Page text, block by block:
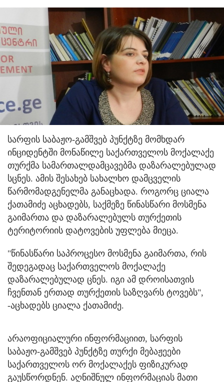
სარფის საბაჟო-გამშვებ პუნქტზე მომხდარ
ინციდენტში მონაწილე საქართველოს მოქალაქე
თურქმა სამართალდამცავებმა დაზარალებულად
სცნეს. ამის შესახებ სახალხო დამცველის
წარმომადგენელმა განაცხადა. როგორც ციალა
ქათამიძე აცხადებს, საქმეზე წინასწარი მოსმენა
გაიმართა და დაზარალებულს თურქეთის
ტერიტორიის დატოვების უფლება მიეცა.
"წინასწარი საპროცესო მოსმენა გაიმართა, რის
შედეგადაც საქართველოს მოქალაქე
დაზარალებულად ცნეს. იგი ამ დროისათვის
ჩვენთან ერთად თურქეთის საზღვარს ტოვებს",
-აცხადებს ციალა ქათამიძე.
არაოფიციალური ინფორმაციით, სარფის
საბაჟო-გამშვებ პუნქტზე თურქი მებაჟეები
საქართველოს ორ მოქალაქეს ფიზიკურად
გაუსწორდნენ. აღნიშნულ ინფორმაციას მათი